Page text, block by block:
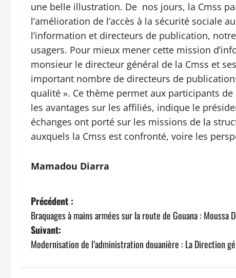
une belle illustration. De nos jours, la Cmss
l’amélioration de l’accès à la sécurité sociale
l’information et directeurs de publication,
usagers. Pour mieux mener cette mission
monsieur le directeur général de la Cmss et
important nombre de directeurs de
qualité ». Ce thème permet aux participants
les avantages sur les affiliés, indique le
échanges ont porté sur les missions de la
auxquels la Cmss est confronté, voire les
Mamadou Diarra
N
a
v
Précédent :
Braquages à mains armées sur la route de Gouana : Moussa
Suivant:
Modernisation de l’administration douanière : La Direction